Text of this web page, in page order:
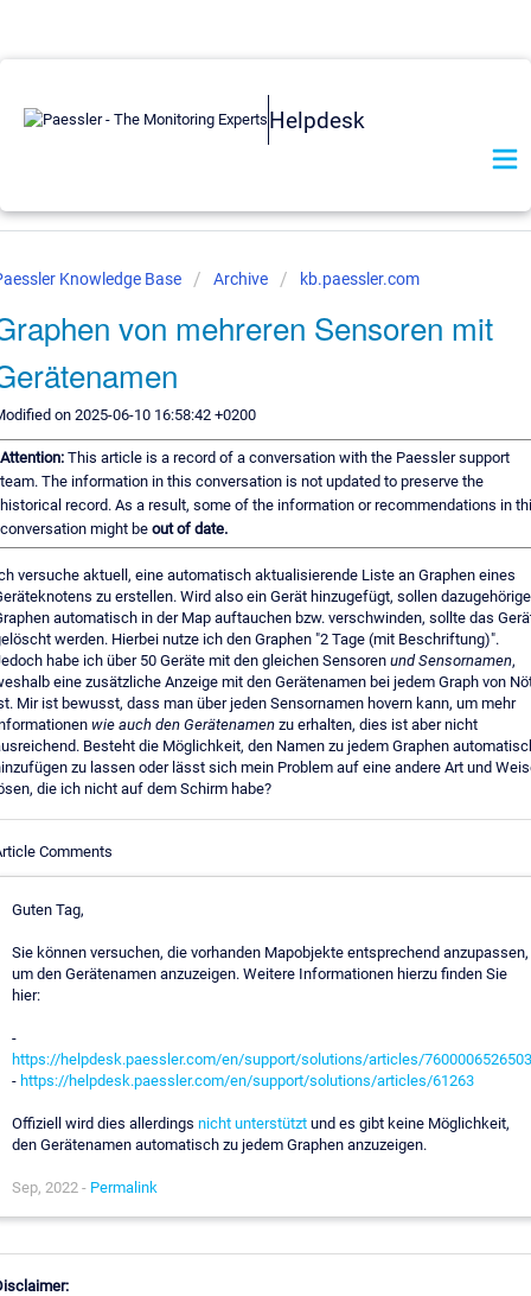
Helpdesk
Knowledge Base Archive kb.paessler.com
von mehreren Sensoren mit
on 2025-06-10 16:58:42 +0200
Attention: This article is a record of a conversation with the Paessler support
team. The information in this conversation is not updated to preserve the
historical record. As a result, some of the information or recommendations in
conversation might be out of date.
versuche aktuell, eine automatisch aktualisierende Liste an Graphen eines
zu erstellen. Wird also ein Gerät hinzugefügt, sollen dazugehörige
automatisch in der Map auftauchen bzw. verschwinden, sollte das
werden. Hierbei nutze ich den Graphen "2 Tage (mit Beschriftung)".
habe ich über 50 Geräte mit den gleichen Sensoren und Sensornamen,
eine zusätzliche Anzeige mit den Gerätenamen bei jedem Graph von
Mir ist bewusst, dass man über jeden Sensornamen hovern kann, um mehr
wie auch den Gerätenamenzu erhalten, dies ist aber nicht
Besteht die Möglichkeit, den Namen zu jedem Graphen
zu lassen oder lässt sich mein Problem auf eine andere Art und
die ich nicht auf dem Schirm habe?
Comments
Guten Tag,
Sie können versuchen, die vorhanden Mapobjekte entsprechend anzupassen,
um den Gerätenamen anzuzeigen. Weitere Informationen hierzu finden Sie
hier:
-
https://helpdesk.paessler.com/en/support/solutions/articles/7600006526503
- https://helpdesk.paessler.com/en/support/solutions/articles/61263
Offiziell wird dies allerdings nicht unterstütztund es gibt keine Möglichkeit,
den Gerätenamen automatisch zu jedem Graphen anzuzeigen.
Sep, 2022 - Permalink